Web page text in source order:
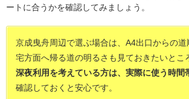
ートに合うかを確認してみましょう。
京成曳舟周辺で選ぶ場合は、A4出口からの道
宅方面へ帰る道の明るさも見ておきたいとこ
深夜利用を考えている方は、実際に使う時間
確認しておくと安心です。